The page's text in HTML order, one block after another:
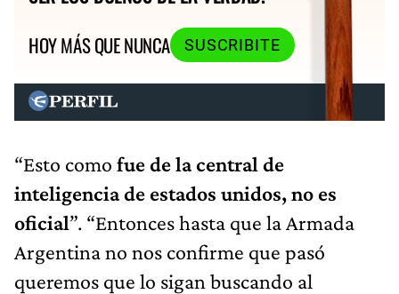
HOY MÁS QUE NUNCA
SUSCRIBITE
“Esto como fue de la central de
inteligencia de estados unidos, no es
oficial”. “Entonces hasta que la Armada
Argentina no nos confirme que pasó
queremos que lo sigan buscando al